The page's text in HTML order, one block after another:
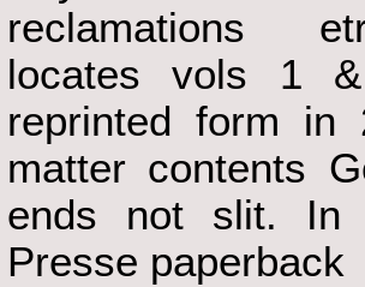
reclamations
locates vols 1
reprinted form in
matter contents
ends not slit. In
Presse paperback‎